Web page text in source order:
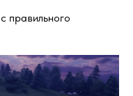
правильного